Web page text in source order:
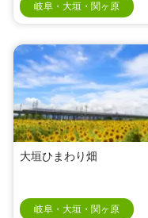
岐阜・大垣・関ヶ原
大垣ひまわり畑
岐阜・大垣・関ヶ原